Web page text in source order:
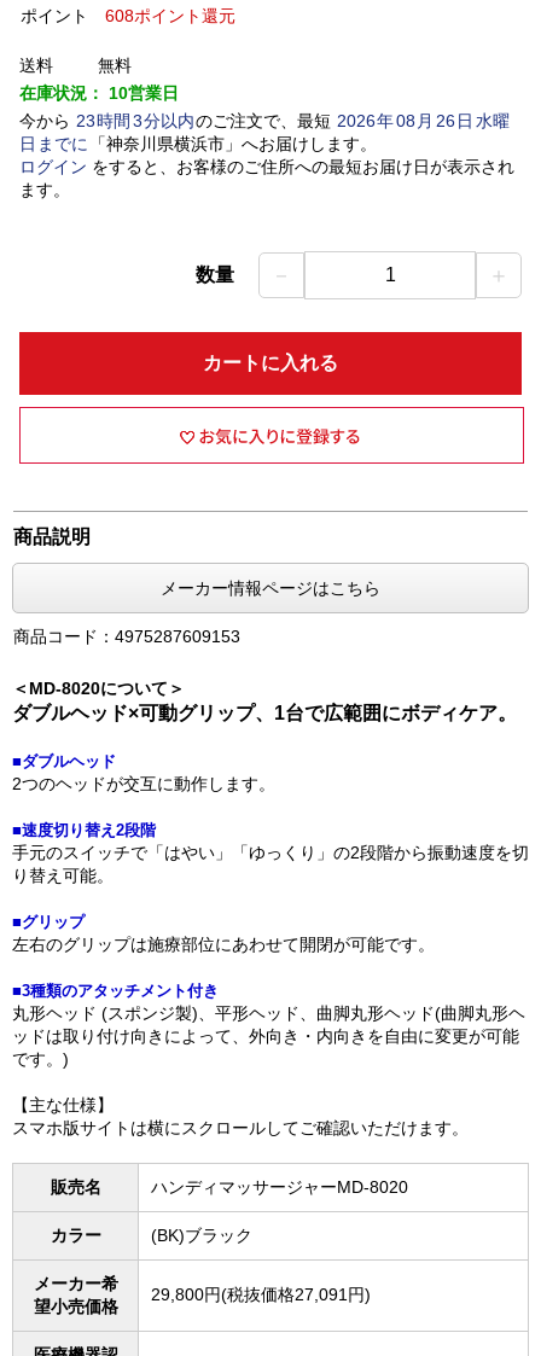
ポイント
608ポイント還元
送料
無料
在庫状況： 10営業日
今から 23時間 3分以内のご注文で、最短 2026年08 月 26日水曜
日 までに 「神奈川県横浜市」 へお届けします。
ログイン をすると、お客様のご住所への最短お届け日が表示され
ます。
数量 － 1 ＋
カートに入れる
商品説明
メーカー情報ページはこちら
商品コード：4975287609153
＜MD-8020について＞
ダブルヘッド×可動グリップ、1台で広範囲にボディケア。
■ダブルヘッド
2つのヘッドが交互に動作します。
■速度切り替え2段階
手元のスイッチで「はやい」「ゆっくり」の2段階から振動速度を切
り替え可能。
■グリップ
左右のグリップは施療部位にあわせて開閉が可能です。
■3種類のアタッチメント付き
丸形ヘッド (スポンジ製)、平形ヘッド、曲脚丸形ヘッド(曲脚丸形ヘ
ッドは取り付け向きによって、外向き・内向きを自由に変更が可能
です。)
【主な仕様】
スマホ版サイトは横にスクロールしてご確認いただけます。
販売名 ハンディマッサージャーMD-8020
カラー (BK)ブラック
メーカー希
望小売価格
29,800円(税抜価格27,091円)